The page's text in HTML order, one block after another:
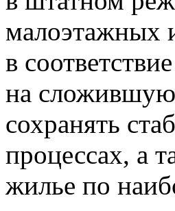
малоэтажных
в
на
сохранять
процессах, а
жилье по